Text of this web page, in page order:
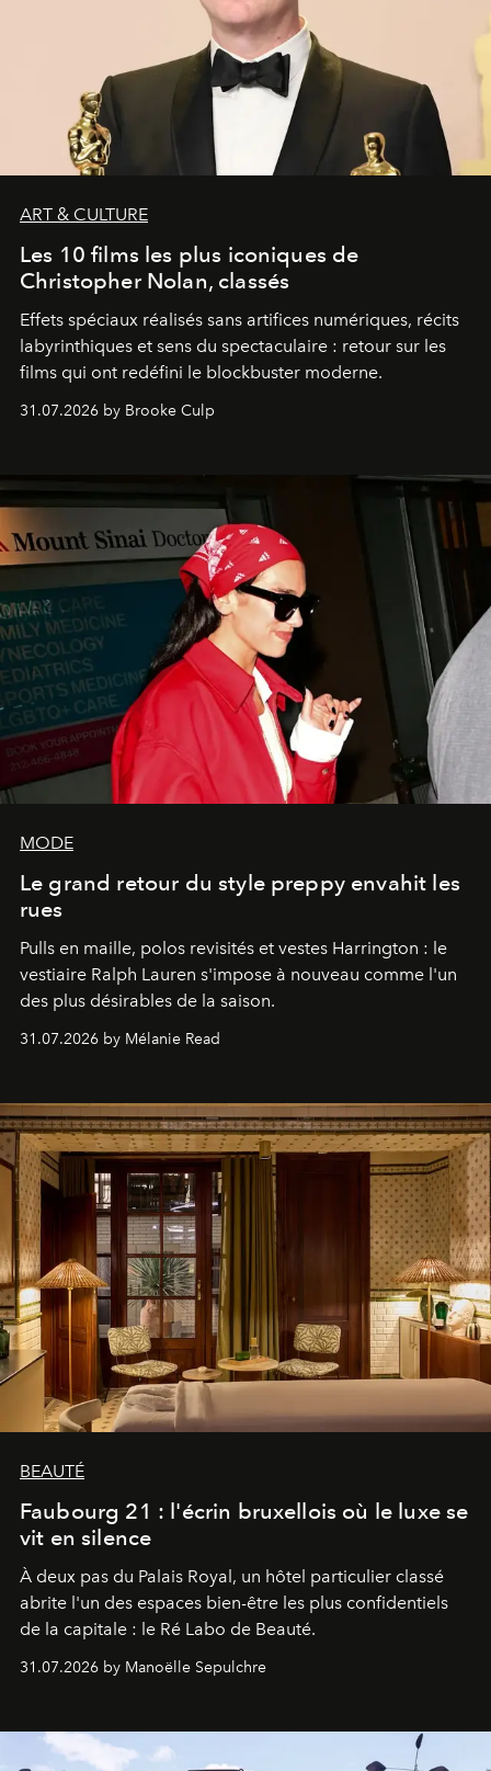
ART & CULTURE
Les 10 films les plus iconiques de
Christopher Nolan, classés
Effets spéciaux réalisés sans artifices numériques, récits
labyrinthiques et sens du spectaculaire : retour sur les
films qui ont redéfini le blockbuster moderne.
31.07.2026 by Brooke Culp
MODE
Le grand retour du style preppy envahit les
rues
Pulls en maille, polos revisités et vestes Harrington : le
vestiaire Ralph Lauren s'impose à nouveau comme l'un
des plus désirables de la saison.
31.07.2026 by Mélanie Read
BEAUTÉ
Faubourg 21 : l'écrin bruxellois où le luxe se
vit en silence
À deux pas du Palais Royal, un hôtel particulier classé
abrite l'un des espaces bien-être les plus confidentiels
de la capitale : le Ré Labo de Beauté.
31.07.2026 by Manoëlle Sepulchre